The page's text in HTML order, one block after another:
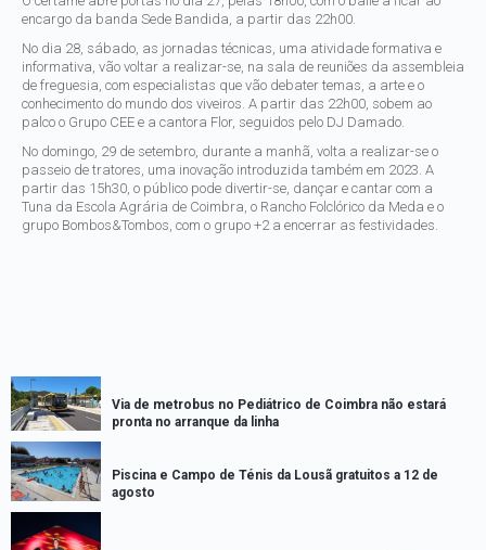
encargo da banda Sede Bandida, a partir das 22h00.
No dia 28, sábado, as jornadas técnicas, uma atividade formativa e
informativa, vão voltar a realizar-se, na sala de reuniões da assembleia
de freguesia, com especialistas que vão debater temas, a arte e o
conhecimento do mundo dos viveiros. A partir das 22h00, sobem ao
palco o Grupo CEE e a cantora Flor, seguidos pelo DJ Damado.
No domingo, 29 de setembro, durante a manhã, volta a realizar-se o
passeio de tratores, uma inovação introduzida também em 2023. A
partir das 15h30, o público pode divertir-se, dançar e cantar com a
Tuna da Escola Agrária de Coimbra, o Rancho Folclórico da Meda e o
grupo Bombos&Tombos, com o grupo +2 a encerrar as festividades.
Via de metrobus no Pediátrico de Coimbra não estará
pronta no arranque da linha
Piscina e Campo de Ténis da Lousã gratuitos a 12 de
agosto